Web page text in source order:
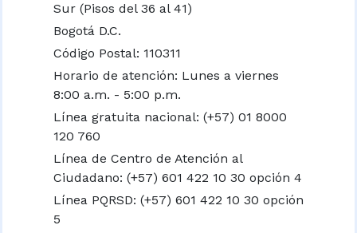
Sur (Pisos del 36 al 41)
Bogotá D.C.
Código Postal: 110311
Horario de atención: Lunes a viernes
8:00 a.m. - 5:00 p.m.
Línea gratuita nacional: (+57) 01 8000
120 760
Línea de Centro de Atención al
Ciudadano: (+57) 601 422 10 30 opción 4
Línea PQRSD: (+57) 601 422 10 30 opción
5